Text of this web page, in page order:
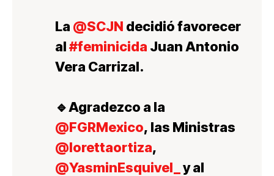
La @SCJN decidió favorecer
al#feminicida Juan Antonio
Vera Carrizal.
🔹Agradezco a la
@FGRMexico, las Ministras
@lorettaortiza,
@YasminEsquivel_
y al